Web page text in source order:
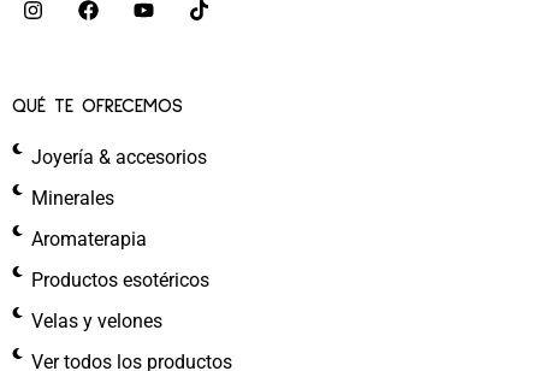
QUÉ TE OFRECEMOS
Joyería & accesorios
Minerales
Aromaterapia
Productos esotéricos
Velas y velones
Ver todos los productos